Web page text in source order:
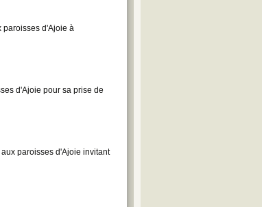
paroisses d'Ajoie à
d'Ajoie pour sa prise de
paroisses d'Ajoie invitant